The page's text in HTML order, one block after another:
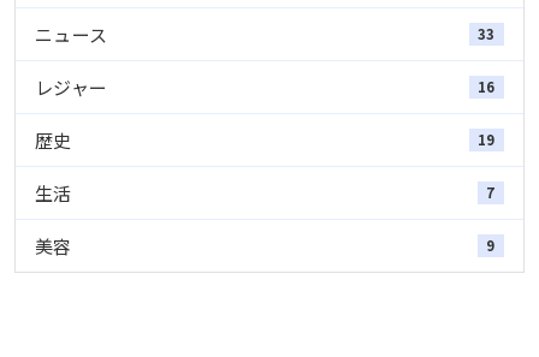
ニュース 33
レジャー 16
歴史 19
生活 7
美容 9